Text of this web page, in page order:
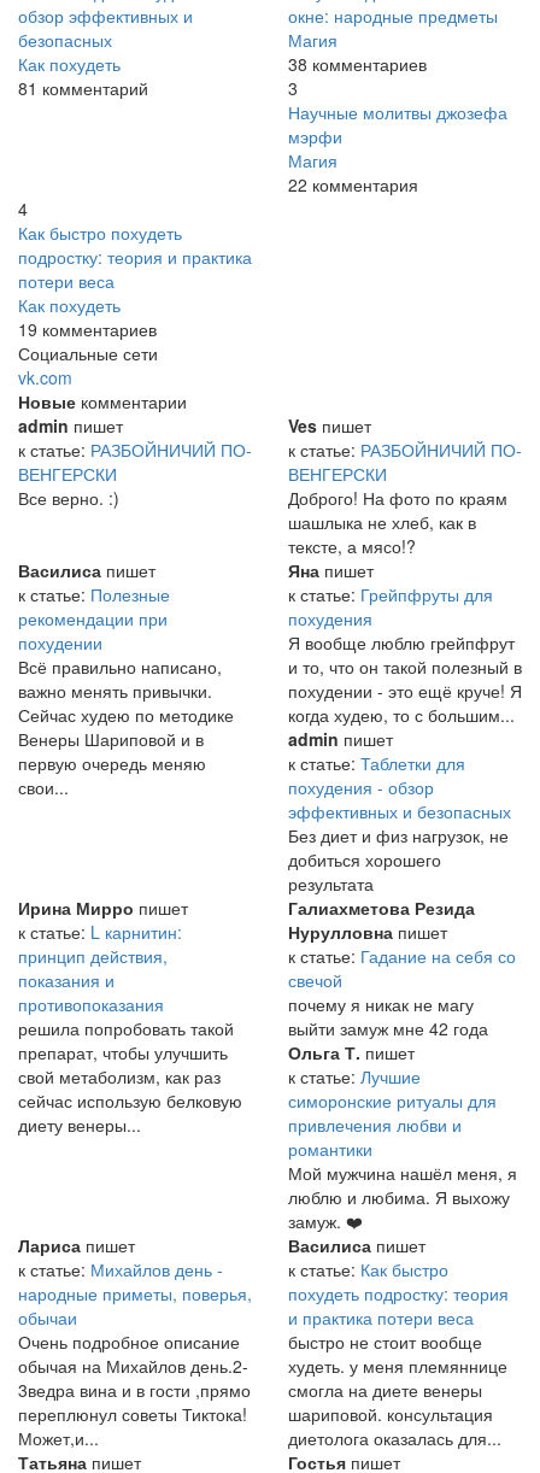
обзор эффективных и
безопасных
Как похудеть
81 комментарий
окне: народные предметы
Магия
38 комментариев
3
Научные молитвы джозефа
мэрфи
Магия
22 комментария
4
Как быстро похудеть
подростку: теория и практика
потери веса
Как похудеть
19 комментариев
Социальные сети
vk.com
Новые комментарии
admin пишет
к статье: РАЗБОЙНИЧИЙ ПО-
ВЕНГЕРСКИ
Все верно. :)
Ves пишет
к статье: РАЗБОЙНИЧИЙ ПО-
ВЕНГЕРСКИ
Доброго! На фото по краям
шашлыка не хлеб, как в
тексте, а мясо!?
Василиса пишет
к статье: Полезные
рекомендации при
похудении
Всё правильно написано,
важно менять привычки.
Сейчас худею по методике
Венеры Шариповой и в
первую очередь меняю
свои...
Яна пишет
к статье: Грейпфруты для
похудения
Я вообще люблю грейпфрут
и то, что он такой полезный в
похудении - это ещё круче! Я
когда худею, то с большим...
admin пишет
к статье: Таблетки для
похудения - обзор
эффективных и безопасных
Без диет и физ нагрузок, не
добиться хорошего
результата
Ирина Мирро пишет
к статье: L карнитин:
принцип действия,
показания и
противопоказания
решила попробовать такой
препарат, чтобы улучшить
свой метаболизм, как раз
сейчас использую белковую
диету венеры...
Галиахметова Резида
Нурулловна пишет
к статье: Гадание на себя со
свечой
почему я никак не магу
выйти замуж мне 42 года
Ольга Т. пишет
к статье: Лучшие
симоронские ритуалы для
привлечения любви и
романтики
Мой мужчина нашёл меня, я
люблю и любима. Я выхожу
замуж. ❤️
Лариса пишет
к статье: Михайлов день -
народные приметы, поверья,
обычаи
Очень подробное описание
обычая на Михайлов день.2-
3ведра вина и в гости ,прямо
переплюнул советы Тиктока!
Может,и...
Василиса пишет
к статье: Как быстро
похудеть подростку: теория
и практика потери веса
быстро не стоит вообще
худеть. у меня племяннице
смогла на диете венеры
шариповой. консультация
диетолога оказалась для...
Татьяна пишет
Гостья пишет